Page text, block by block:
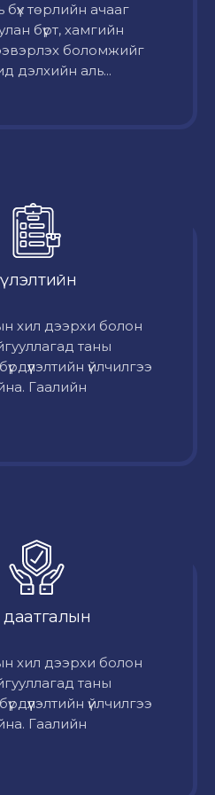
төрлийн ачааг
бүрт, хамгийн
боломжийг
дэлхийн аль...
хил дээрхи болон
таны
үйлчилгээ
Гаалийн
хил дээрхи болон
таны
үйлчилгээ
Гаалийн